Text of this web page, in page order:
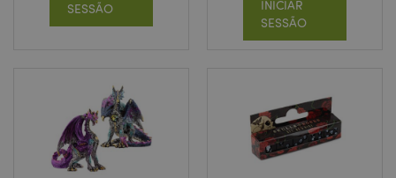
SESSÃO
INICIAR
SESSÃO